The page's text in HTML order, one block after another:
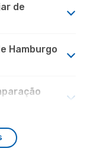
de
Hamburgo